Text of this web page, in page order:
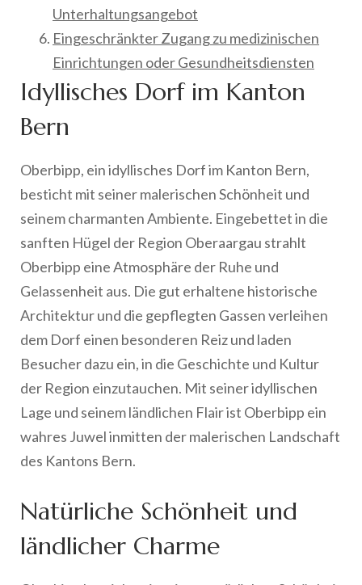
Unterhaltungsangebot
Eingeschränkter Zugang zu medizinischen
Einrichtungen oder Gesundheitsdiensten
Idyllisches Dorf im Kanton
Bern
Oberbipp, ein idyllisches Dorf im Kanton Bern,
besticht mit seiner malerischen Schönheit und
seinem charmanten Ambiente. Eingebettet in die
sanften Hügel der Region Oberaargau strahlt
Oberbipp eine Atmosphäre der Ruhe und
Gelassenheit aus. Die gut erhaltene historische
Architektur und die gepflegten Gassen verleihen
dem Dorf einen besonderen Reiz und laden
Besucher dazu ein, in die Geschichte und Kultur
der Region einzutauchen. Mit seiner idyllischen
Lage und seinem ländlichen Flair ist Oberbipp ein
wahres Juwel inmitten der malerischen Landschaft
des Kantons Bern.
Natürliche Schönheit und
ländlicher Charme